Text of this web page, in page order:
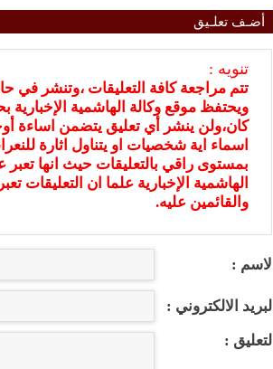
أضـف تعلـيق
تنويه :
تتم مراجعة كافة التعليقات ،وتنشر في
ويحتفظ موقع وكالة الهاشمية
كان،ولن ينشر أي تعليق يتضمن اساءة
اسماء اية شخصيات او يتناول اثارة
بمستوى راقي بالتعليقات حيث انها
الهاشمية الإخبارية علما ان التعليقات
والقائمين عليه.
الاسم :
البريد الالكتروني :
التعليق :